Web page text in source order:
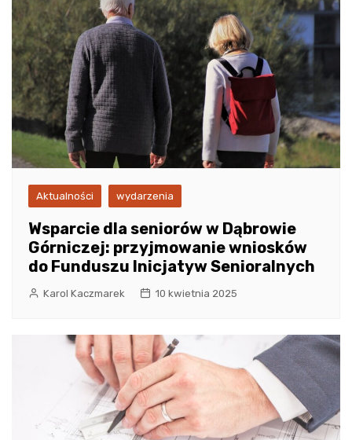
Aktualności wydarzenia
Wsparcie dla seniorów w Dąbrowie
Górniczej: przyjmowanie wniosków
do Funduszu Inicjatyw Senioralnych
Karol Kaczmarek 10 kwietnia 2025